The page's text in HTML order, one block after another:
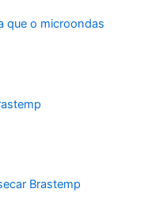
que o microondas
Brastemp